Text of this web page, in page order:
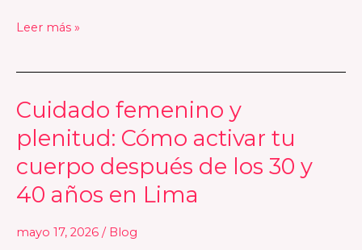
Leer más »
Cuidado femenino y
plenitud: Cómo activar tu
cuerpo después de los 30 y
40 años en Lima
mayo 17, 2026 / Blog
Cuidado
femenino
y
plenitud:
Cómo
tu